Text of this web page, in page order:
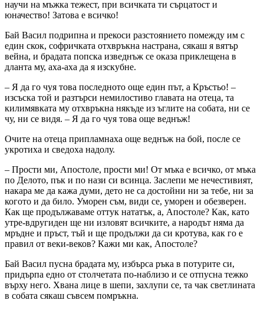
научи на мъжка тежест, при всичката ти сърцатост и
юначество! Затова е всичко!
Бай Васил подрипна и прекоси разстоянието помежду им с
един скок, софричката отхвръкна настрана, сякаш я вятър
вейна, и брадата попска изведнъж се оказа приклещена в
дланта му, аха-аха да я изскубне.
– Я да го чуя това последното още един път, а Кръстьо! –
изсъска той и разтърси немилостиво главата на отеца, та
килимявката му отхвръкна някъде из ъглите на собата, ни се
чу, ни се видя. – Я да го чуя това още веднъж!
Очите на отеца припламнаха още веднъж на бой, после се
укротиха и сведоха надолу.
– Прости ми, Апостоле, прости ми! От мъка е всичко, от мъка
по Делото, пък и по нази си всинца. Заслепи ме нечестивият,
накара ме да кажа думи, дето не са достойни ни за тебе, ни за
когото и да било. Уморен съм, види се, уморен и обезверен.
Как ще продължаваме оттук нататък, а, Апостоле? Как, като
утре-вдругиден ще ни изловят всичките, а народът няма да
мръдне и пръст, тъй и ще продължи да си кротува, как го е
правил от веки-веков? Кажи ми как, Апостоле?
Бай Васил пусна брадата му, избърса ръка в потурите си,
придърпа едно от столчетата по-наблизо и се отпусна тежко
върху него. Хвана лице в шепи, захлупи се, та чак светлината
в собата сякаш съвсем помръкна.